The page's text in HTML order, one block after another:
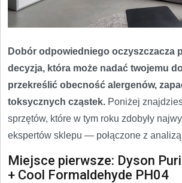
Dobór odpowiedniego oczyszczacza
decyzja, która może nadać twojemu
przekreślić obecność alergenów,
toksycznych cząstek. Poniżej
sprzętów, które w tym roku zdobyły
ekspertów sklepu — połączone z
Miejsce pierwsze: Dyson
+ Cool Formaldehyde PH04